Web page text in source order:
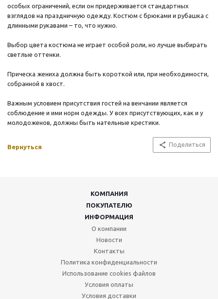
особых ограничений, если он придерживается стандартных
взглядов на праздничную одежду. Костюм с брюками и рубашка с
длинными рукавами – то, что нужно.
Выбор цвета костюма не играет особой роли, но лучше выбирать
светлые оттенки.
Прическа жениха должна быть короткой или, при необходимости,
собранной в хвост.
Важным условием присутствия гостей на венчании является
соблюдение и ими норм одежды. У всех присутствующих, как и у
молодоженов, должны быть нательные крестики.
Вернуться Поделиться
КОМПАНИЯ
ПОКУПАТЕЛЮ
ИНФОРМАЦИЯ
О компании
Новости
Контакты
Политика конфиденциальности
Использование cookies файлов
Условия оплаты
Условия доставки